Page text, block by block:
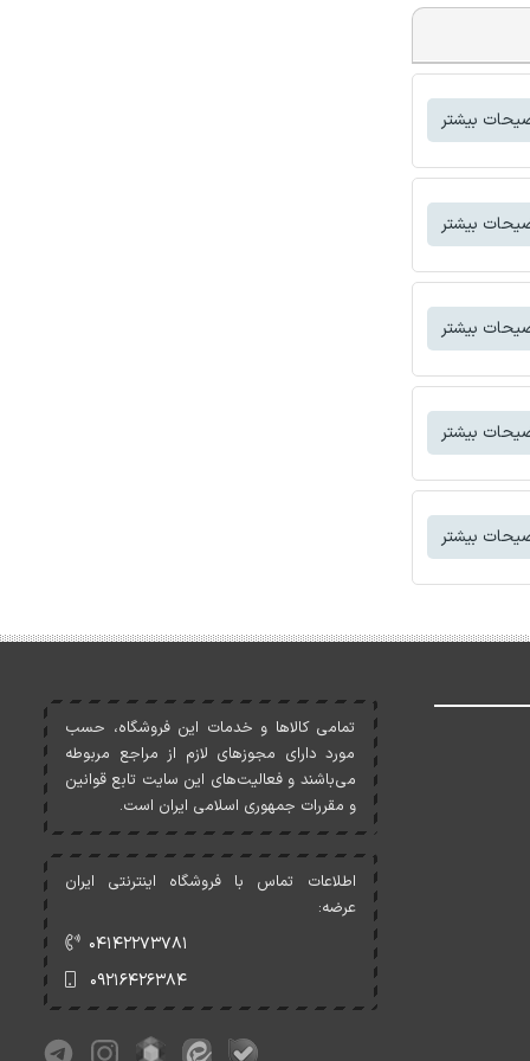
بیشتر
بیشتر
بیشتر
بیشتر
بیشتر
تمامی کالاها و خدمات اين فروشگاه، حسب
مورد دارای مجوزهای لازم از مراجع مربوطه
می‌باشند و فعاليت‌های اين سايت تابع قوانين
و مقررات جمهوری اسلامی ايران است.
اطلاعات تماس با فروشگاه اینترنتی ایران
عرضه:
۰۴۱۴۲۲۷۳۷۸۱
۰۹۲۱۶۴۲۶۳۸۴